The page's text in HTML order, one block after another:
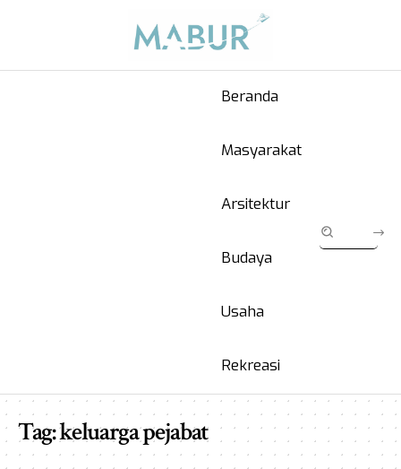
Beranda
Masyarakat
Arsitektur
Budaya
Usaha
Rekreasi
Tag:keluarga pejabat